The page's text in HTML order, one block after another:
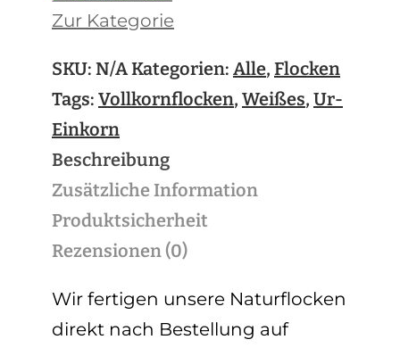
Zur Kategorie
SKU: N/AKategorien: Alle, Flocken
Tags: Vollkornflocken, Weißes, Ur-
Einkorn
Beschreibung
Zusätzliche Information
Produktsicherheit
Rezensionen (0)
Wir fertigen unsere Naturflocken
direkt nach Bestellung auf